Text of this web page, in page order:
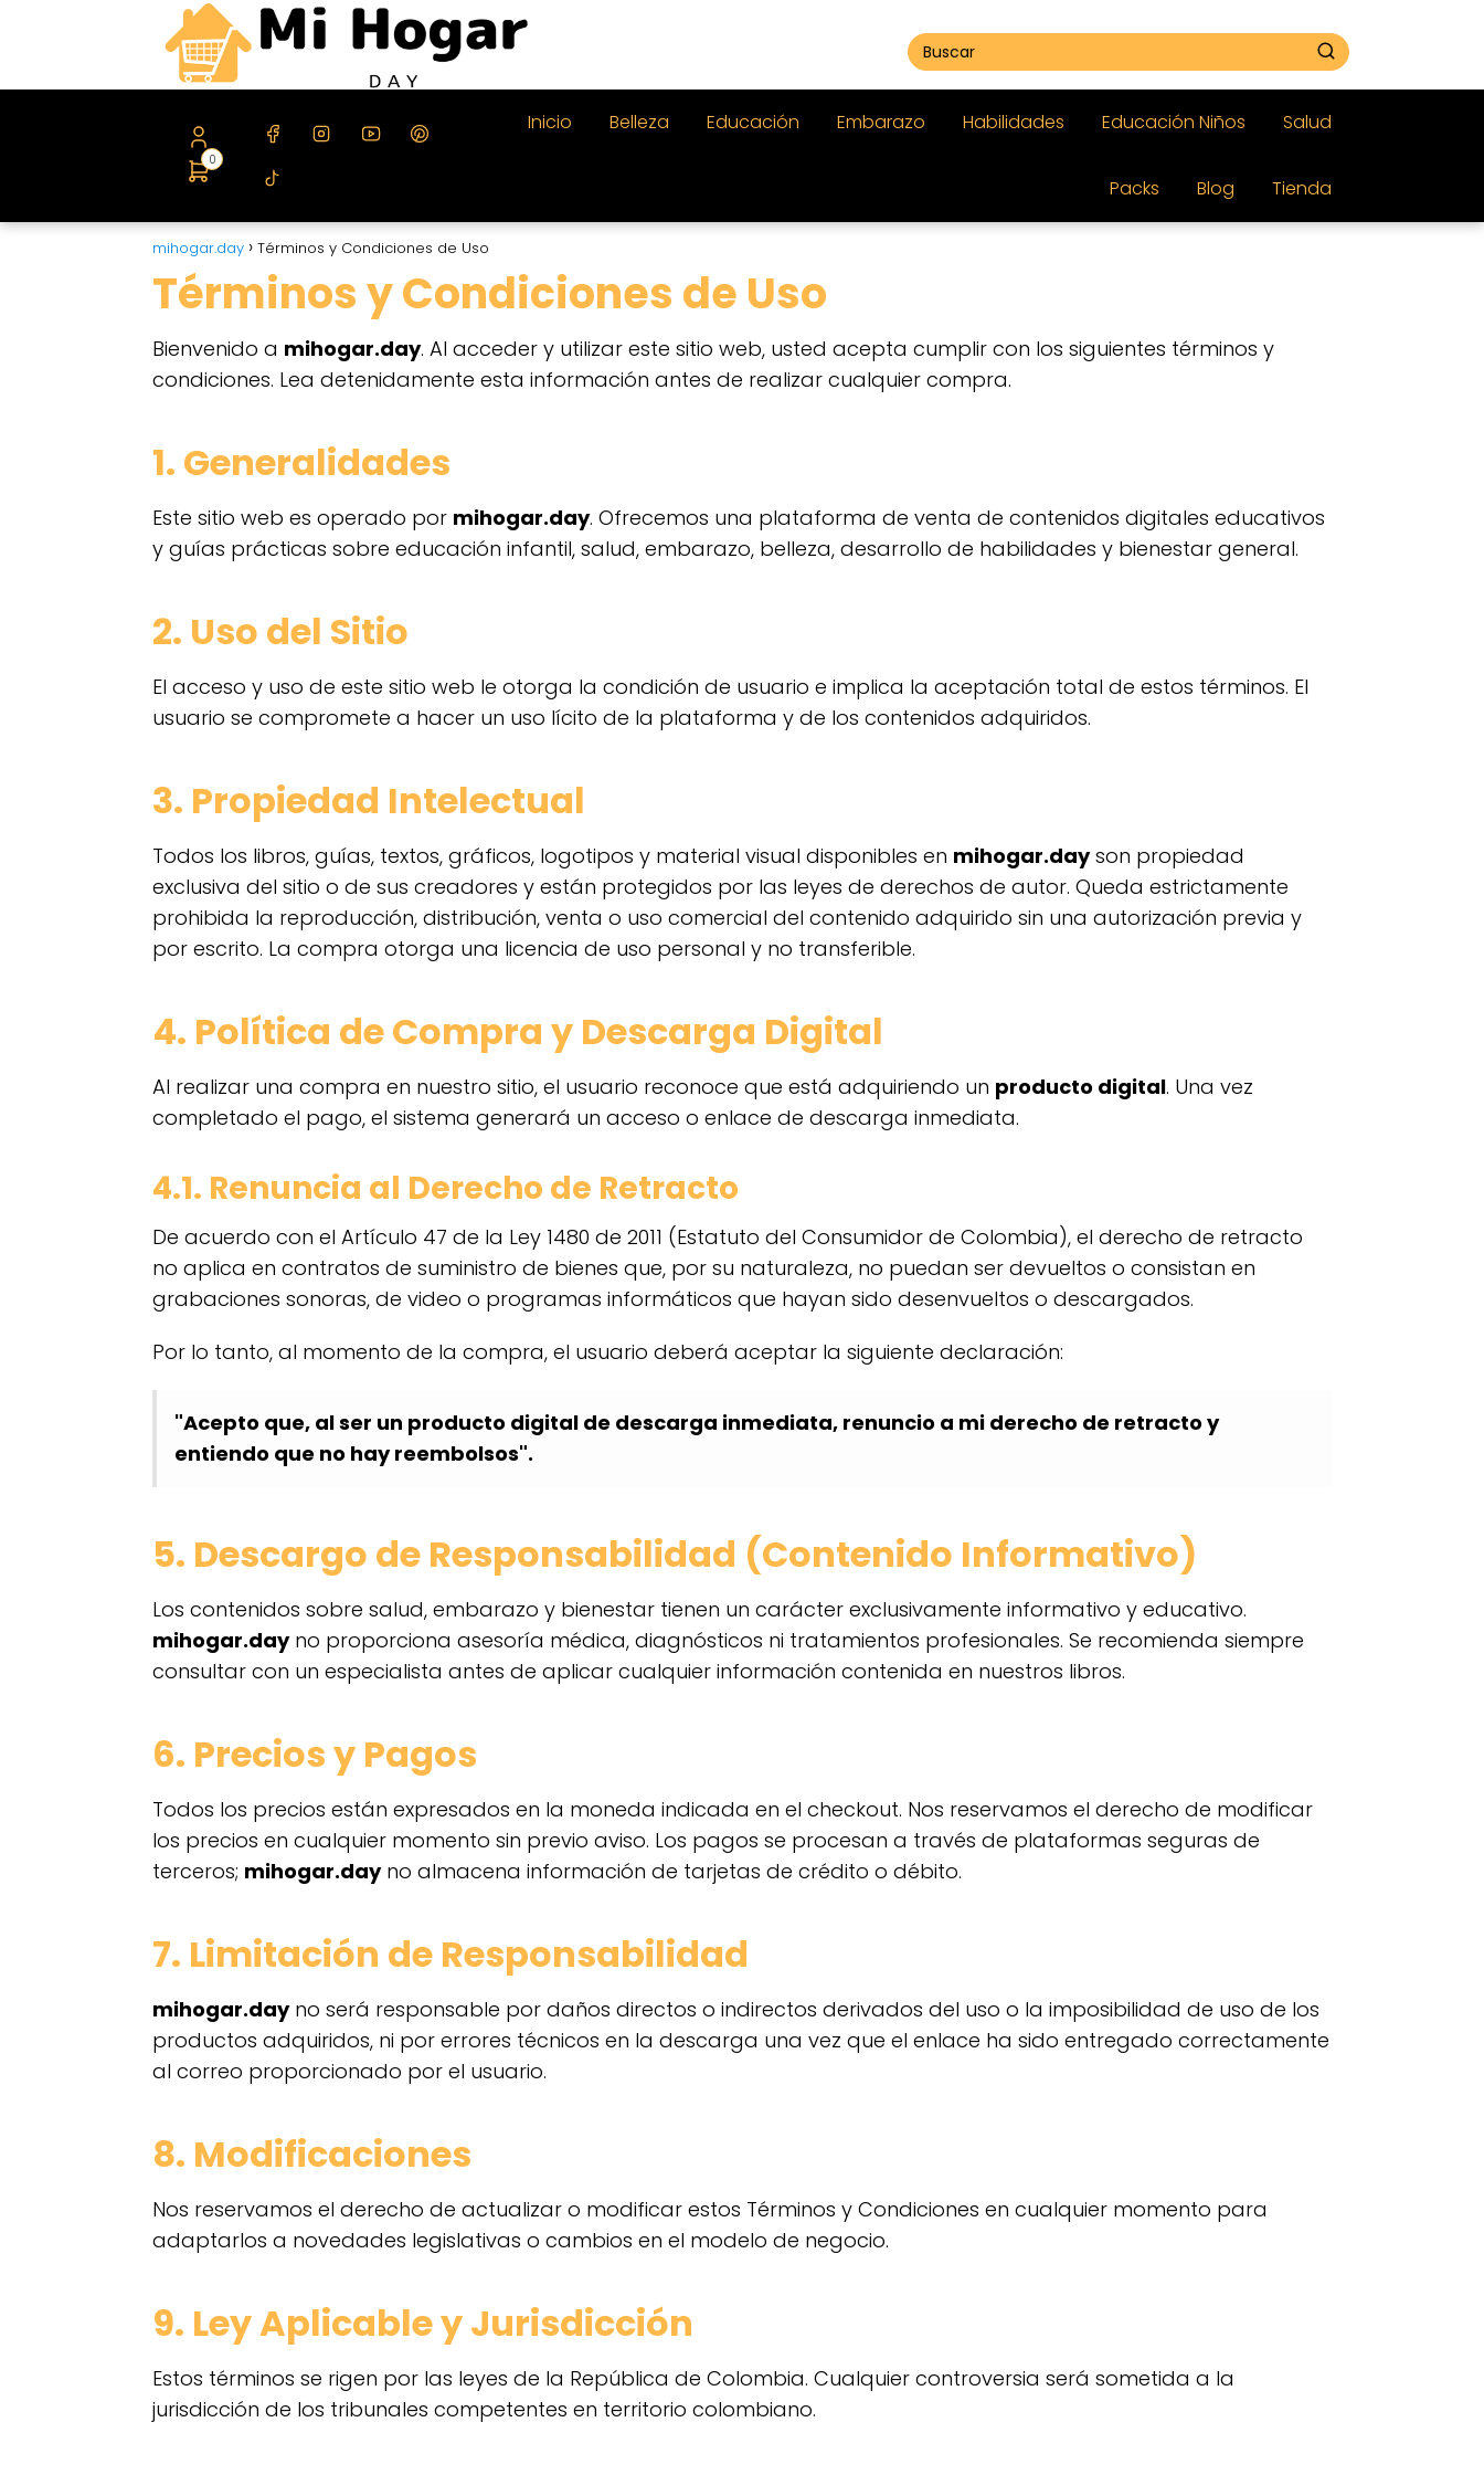
0
Inicio Belleza Educación Embarazo Habilidades Educación Niños Salud
Packs Blog Tienda
mihogar.day Términos y Condiciones de Uso
Términos y Condiciones de Uso
Bienvenido a mihogar.day. Al acceder y utilizar este sitio web, usted acepta cumplir con los siguientes términos y
condiciones. Lea detenidamente esta información antes de realizar cualquier compra.
1. Generalidades
Este sitio web es operado por mihogar.day. Ofrecemos una plataforma de venta de contenidos digitales educativos
y guías prácticas sobre educación infantil, salud, embarazo, belleza, desarrollo de habilidades y bienestar general.
2. Uso del Sitio
El acceso y uso de este sitio web le otorga la condición de usuario e implica la aceptación total de estos términos. El
usuario se compromete a hacer un uso lícito de la plataforma y de los contenidos adquiridos.
3. Propiedad Intelectual
Todos los libros, guías, textos, gráficos, logotipos y material visual disponibles en mihogar.dayson propiedad
exclusiva del sitio o de sus creadores y están protegidos por las leyes de derechos de autor. Queda estrictamente
prohibida la reproducción, distribución, venta o uso comercial del contenido adquirido sin una autorización previa y
por escrito. La compra otorga una licencia de uso personal y no transferible.
4. Política de Compra y Descarga Digital
Al realizar una compra en nuestro sitio, el usuario reconoce que está adquiriendo un producto digital. Una vez
completado el pago, el sistema generará un acceso o enlace de descarga inmediata.
4.1. Renuncia al Derecho de Retracto
De acuerdo con el Artículo 47 de la Ley 1480 de 2011 (Estatuto del Consumidor de Colombia), el derecho de retracto
no aplica en contratos de suministro de bienes que, por su naturaleza, no puedan ser devueltos o consistan en
grabaciones sonoras, de video o programas informáticos que hayan sido desenvueltos o descargados.
Por lo tanto, al momento de la compra, el usuario deberá aceptar la siguiente declaración:
"Acepto que, al ser un producto digital de descarga inmediata, renuncio a mi derecho de retracto y
entiendo que no hay reembolsos".
5. Descargo de Responsabilidad (Contenido Informativo)
Los contenidos sobre salud, embarazo y bienestar tienen un carácter exclusivamente informativo y educativo.
mihogar.dayno proporciona asesoría médica, diagnósticos ni tratamientos profesionales. Se recomienda siempre
consultar con un especialista antes de aplicar cualquier información contenida en nuestros libros.
6. Precios y Pagos
Todos los precios están expresados en la moneda indicada en el checkout. Nos reservamos el derecho de modificar
los precios en cualquier momento sin previo aviso. Los pagos se procesan a través de plataformas seguras de
terceros; mihogar.dayno almacena información de tarjetas de crédito o débito.
7. Limitación de Responsabilidad
mihogar.dayno será responsable por daños directos o indirectos derivados del uso o la imposibilidad de uso de los
productos adquiridos, ni por errores técnicos en la descarga una vez que el enlace ha sido entregado correctamente
al correo proporcionado por el usuario.
8. Modificaciones
Nos reservamos el derecho de actualizar o modificar estos Términos y Condiciones en cualquier momento para
adaptarlos a novedades legislativas o cambios en el modelo de negocio.
9. Ley Aplicable y Jurisdicción
Estos términos se rigen por las leyes de la República de Colombia. Cualquier controversia será sometida a la
jurisdicción de los tribunales competentes en territorio colombiano.